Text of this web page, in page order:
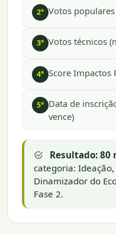
2° Votos
3° Votos técnicos
4° Score Impactos
5° Data de
vence)
Resultado: 80
categoria:
Dinamizador do
Fase 2.